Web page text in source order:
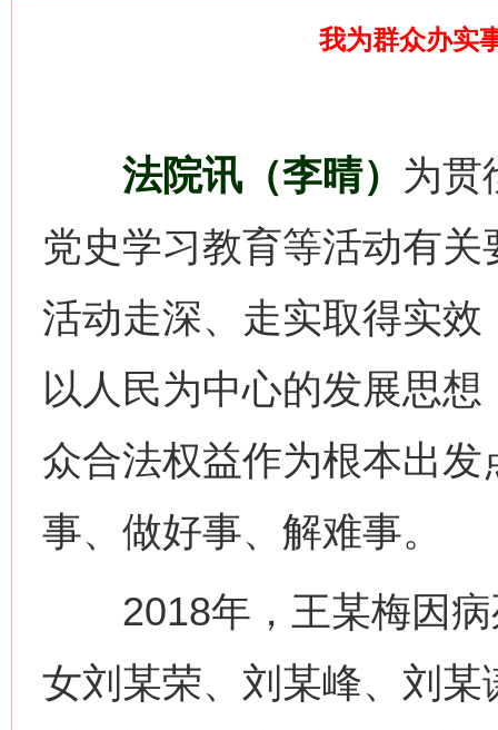
我为群众办实
法院讯（李晴） 为贯
党史学习教育等活动有
活动走深、走实取得实
以人民为中心的发展思
众合法权益作为根本出
事、做好事、解难事。
2018年，王某梅因病
女刘某荣、刘某峰、刘